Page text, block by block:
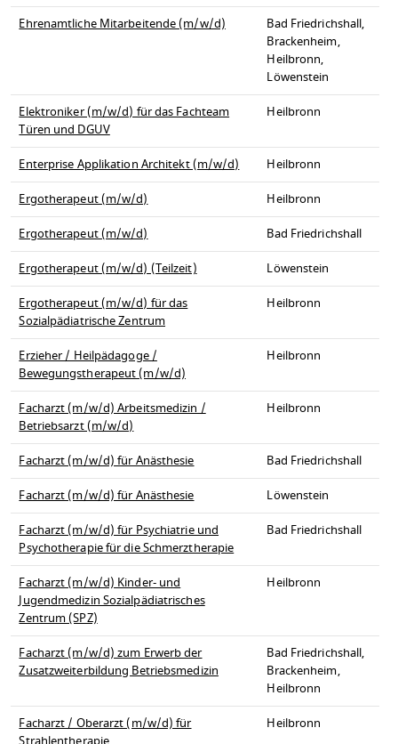
Ehrenamtliche Mitarbeitende (m/w/d)
Bad Friedrichshall,
Brackenheim,
Heilbronn,
Löwenstein
Elektroniker (m/w/d) für das Fachteam
Türen und DGUV
Heilbronn
Enterprise Applikation Architekt (m/w/d)
Heilbronn
Ergotherapeut (m/w/d)
Heilbronn
Ergotherapeut (m/w/d)
Bad Friedrichshall
Ergotherapeut (m/w/d) (Teilzeit)
Löwenstein
Ergotherapeut (m/w/d) für das
Sozialpädiatrische Zentrum
Heilbronn
Erzieher / Heilpädagoge /
Bewegungstherapeut (m/w/d)
Heilbronn
Facharzt (m/w/d) Arbeitsmedizin /
Betriebsarzt (m/w/d)
Heilbronn
Facharzt (m/w/d) für Anästhesie
Bad Friedrichshall
Facharzt (m/w/d) für Anästhesie
Löwenstein
Facharzt (m/w/d) für Psychiatrie und
Psychotherapie für die Schmerztherapie
Bad Friedrichshall
Facharzt (m/w/d) Kinder- und
Jugendmedizin Sozialpädiatrisches
Zentrum (SPZ)
Heilbronn
Facharzt (m/w/d) zum Erwerb der
Zusatzweiterbildung Betriebsmedizin
Bad Friedrichshall,
Brackenheim,
Heilbronn
Facharzt / Oberarzt (m/w/d) für
Heilbronn